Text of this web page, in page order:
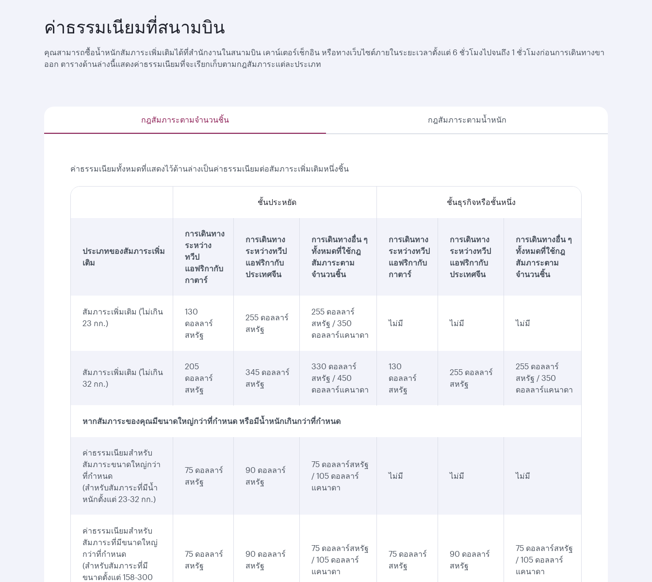
ค่าธรรมเนียมที่สนามบิน
คุณสามารถซื้อน้ำหนักสัมภาระเพิ่มเติมได้ที่สำนักงานในสนามบิน เคาน์เตอร์เช็กอิน หรือทางเว็บไซต์ภายในระยะเวลาตั้งแต่ 6 ชั่วโมงไปจนถึง 1 ชั่วโมงก่อนการเดินทางขา
ออก ตารางด้านล่างนี้แสดงค่าธรรมเนียมที่จะเรียกเก็บตามกฎสัมภาระแต่ละประเภท
กฎสัมภาระตามจำนวนชิ้น กฎสัมภาระตามน้ำหนัก
ค่าธรรมเนียมทั้งหมดที่แสดงไว้ด้านล่างเป็นค่าธรรมเนียมต่อสัมภาระเพิ่มเติมหนึ่งชิ้น
ชั้นประหยัด ชั้นธุรกิจหรือชั้นหนึ่ง
ประเภทของสัมภาระเพิ่ม
เติม
การเดินทาง
ระหว่าง
ทวีป
แอฟริกากับ
กาตาร์
การเดินทาง
ระหว่างทวีป
แอฟริกากับ
ประเทศจีน
การเดินทางอื่น ๆ
ทั้งหมดที่ใช้กฎ
สัมภาระตาม
จำนวนชิ้น
การเดินทาง
ระหว่างทวีป
แอฟริกากับ
กาตาร์
การเดินทาง
ระหว่างทวีป
แอฟริกากับ
ประเทศจีน
การเดินทางอื่น ๆ
ทั้งหมดที่ใช้กฎ
สัมภาระตาม
จำนวนชิ้น
สัมภาระเพิ่มเติม (ไม่เกิน
23 กก.)
130
ดอลลาร์
สหรัฐ
255 ดอลลาร์
สหรัฐ
255 ดอลลาร์
สหรัฐ / 350
ดอลลาร์แคนาดา
ไม่มี ไม่มี ไม่มี
สัมภาระเพิ่มเติม (ไม่เกิน
32 กก.)
205
ดอลลาร์
สหรัฐ
345 ดอลลาร์
สหรัฐ
330 ดอลลาร์
สหรัฐ / 450
ดอลลาร์แคนาดา
130
ดอลลาร์
สหรัฐ
255 ดอลลาร์
สหรัฐ
255 ดอลลาร์
สหรัฐ / 350
ดอลลาร์แคนาดา
หากสัมภาระของคุณมีขนาดใหญ่กว่าที่กำหนด หรือมีน้ำหนักเกินกว่าที่กำหนด
ค่าธรรมเนียมสำหรับ
สัมภาระขนาดใหญ่กว่า
ที่กำหนด
(สำหรับสัมภาระที่มีน้ำ
หนักตั้งแต่ 23-32 กก.)
75 ดอลลาร์
สหรัฐ
90 ดอลลาร์
สหรัฐ
75 ดอลลาร์สหรัฐ
/ 105 ดอลลาร์
แคนาดา
ไม่มี ไม่มี ไม่มี
ค่าธรรมเนียมสำหรับ
สัมภาระที่มีขนาดใหญ่
กว่าที่กำหนด
(สำหรับสัมภาระที่มี
ขนาดตั้งแต่ 158-300
75 ดอลลาร์
สหรัฐ
90 ดอลลาร์
สหรัฐ
75 ดอลลาร์สหรัฐ
/ 105 ดอลลาร์
แคนาดา
75 ดอลลาร์
สหรัฐ
90 ดอลลาร์
สหรัฐ
75 ดอลลาร์สหรัฐ
/ 105 ดอลลาร์
แคนาดา